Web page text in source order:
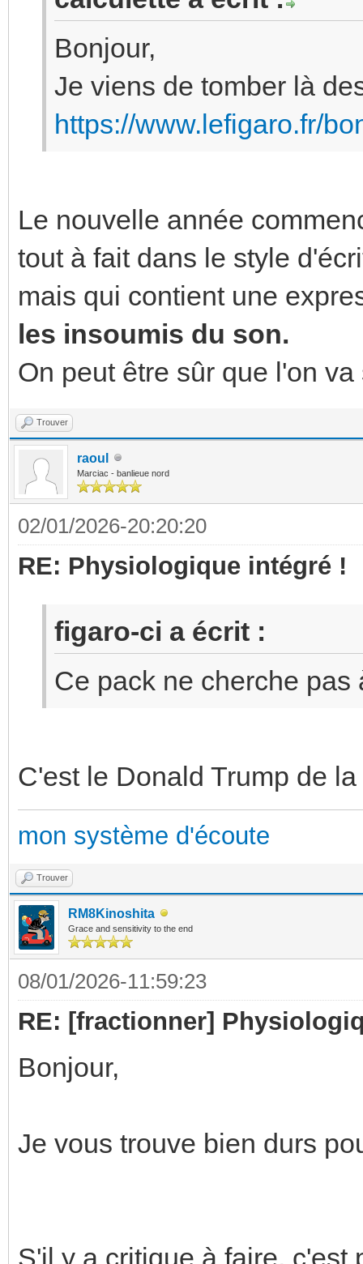
Bonjour,
Je viens de tomber là
https://www.lefigaro.fr/
Le nouvelle année
tout à fait dans le style
mais qui contient une
les insoumis du son.
On peut être sûr que l'on
Trouver
raoul
Marciac - banlieue nord
02/01/2026-20:20:20
RE: Physiologique intégré !
figaro-ci a écrit :
Ce pack ne cherche pas
C'est le Donald Trump de
mon système d'écoute
Trouver
RM8Kinoshita
Grace and sensitivity to the end
08/01/2026-11:59:23
RE: [fractionner]
Bonjour,
Je vous trouve bien durs
S'il y a critique à faire, c'est